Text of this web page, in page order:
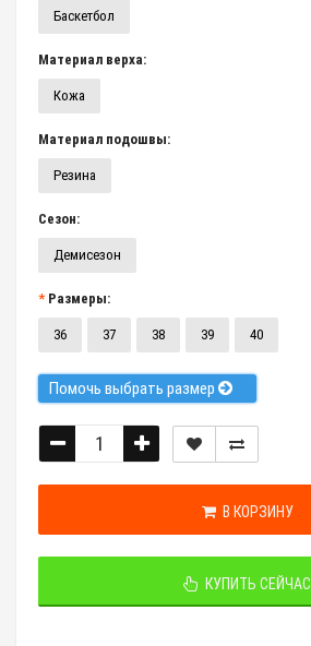
Баскетбол
Материал верха:
Кожа
Материал подошвы:
Резина
Сезон:
Демисезон
Размеры:
36 37 38 39 40
Помочь выбрать размер
В КОРЗИНУ
КУПИТЬ СЕЙЧАС